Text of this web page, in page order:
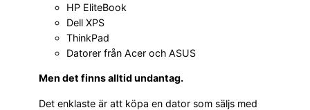
HP EliteBook
Dell XPS
ThinkPad
Datorer från Acer och ASUS
Men det finns alltid undantag.
Det enklaste är att köpa en dator som säljs med